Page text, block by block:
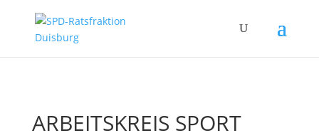
ARBEITSKREIS SPORT